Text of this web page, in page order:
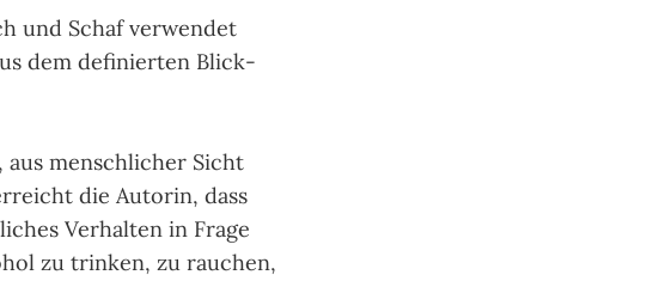
und Schaf ver­wen­det
dem defi­nier­ten Blick­
mensch­li­cher Sicht
die Auto­rin, dass
Ver­hal­ten in Frage
zu trin­ken, zu rau­chen,